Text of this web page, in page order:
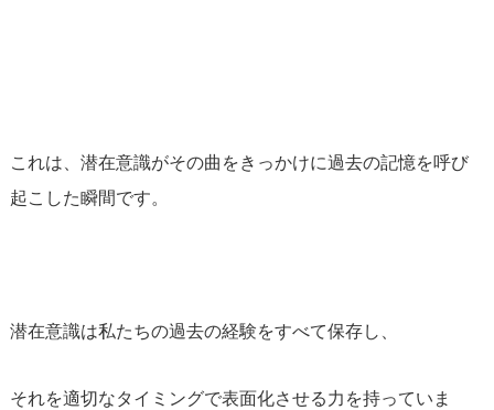
これは、潜在意識がその曲をきっかけに過去の記憶を呼び
起こした瞬間です。
潜在意識は私たちの過去の経験をすべて保存し、
それを適切なタイミングで表面化させる力を持っていま